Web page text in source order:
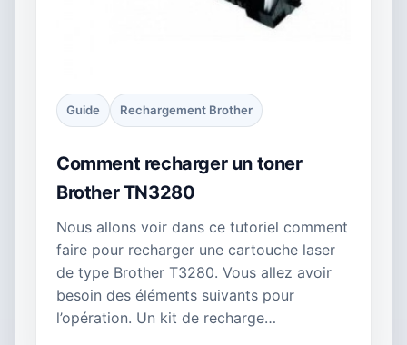
Guide Rechargement Brother
Comment recharger un toner
Brother TN3280
Nous allons voir dans ce tutoriel comment
faire pour recharger une cartouche laser
de type Brother T3280. Vous allez avoir
besoin des éléments suivants pour
l’opération. Un kit de recharge…